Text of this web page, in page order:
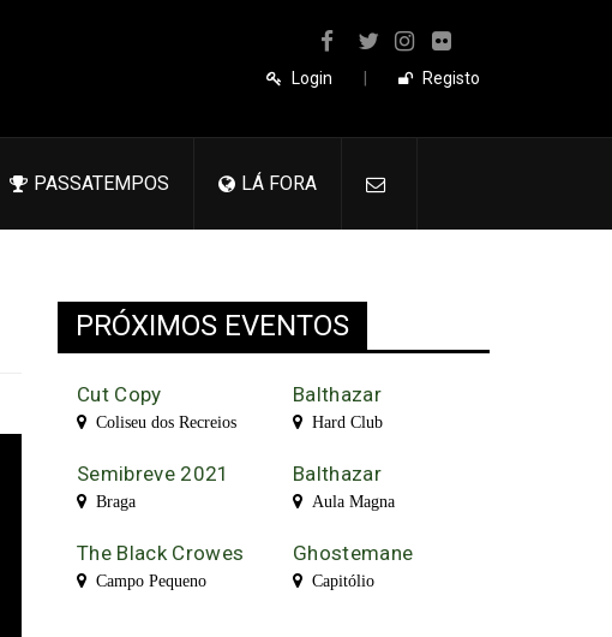
Login Registo
PASSATEMPOS LÁ FORA
PRÓXIMOS EVENTOS
Cut Copy
Coliseu dos Recreios
Balthazar
Hard Club
Semibreve 2021
Braga
Balthazar
Aula Magna
The Black Crowes
Campo Pequeno
Ghostemane
Capitólio